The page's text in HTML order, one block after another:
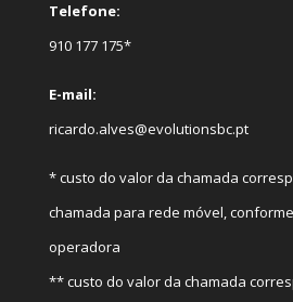
Telefone:
910 177 175*
E-mail:
ricardo.alves@evolutionsbc.pt
* custo do valor da chamada
chamada para rede móvel,
operadora
** custo do valor da chamada